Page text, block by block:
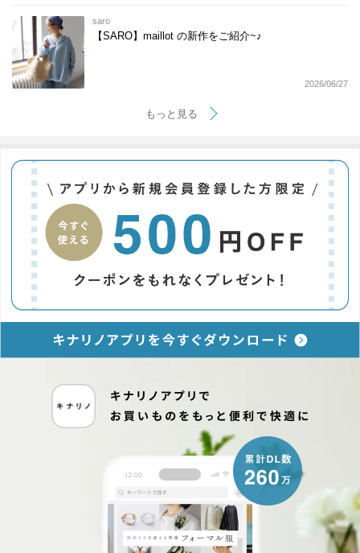
saro
【SARO】maillot の新作をご紹介~♪
2026/06/27
もっと見る